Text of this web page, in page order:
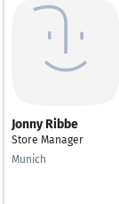
Jonny Ribbe
Store Manager
Munich